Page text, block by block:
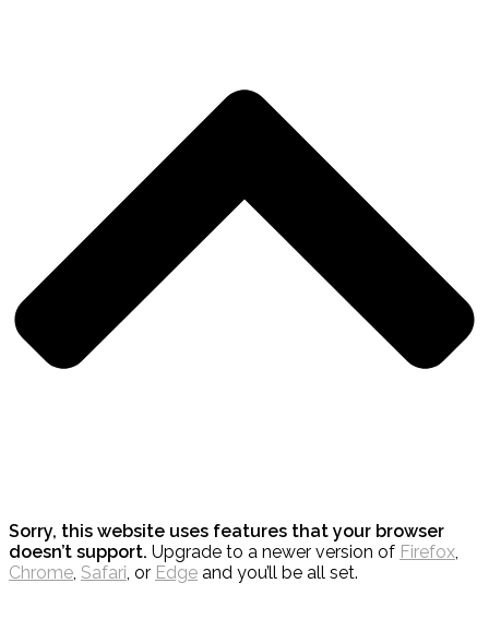
Sorry, this website uses features that your browser
doesn’t support. Upgrade to a newer version of Firefox
Chrome Safari , or Edge and you’ll be all set.